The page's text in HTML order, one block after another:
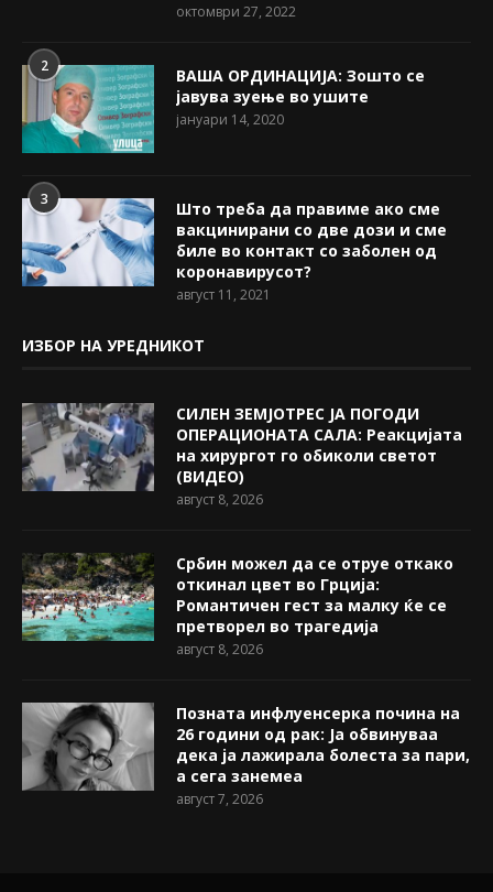
октомври 27, 2022
2
ВАША ОРДИНАЦИЈА: Зошто се
јавува зуење во ушите
јануари 14, 2020
3
Што треба да правиме ако сме
вакцинирани со две дози и сме
биле во контакт со заболен од
коронавирусот?
август 11, 2021
ИЗБОР НА УРЕДНИКОТ
СИЛЕН ЗЕМЈОТРЕС ЈА ПОГОДИ
ОПЕРАЦИОНАТА САЛА: Реакцијата
на хирургот го обиколи светот
(ВИДЕО)
август 8, 2026
Србин можел да се отруе откако
откинал цвет во Грција:
Романтичен гест за малку ќе се
претворел во трагедија
август 8, 2026
Позната инфлуенсерка почина на
26 години од рак: Ја обвинуваа
дека ја лажирала болеста за пари,
а сега занемеа
август 7, 2026